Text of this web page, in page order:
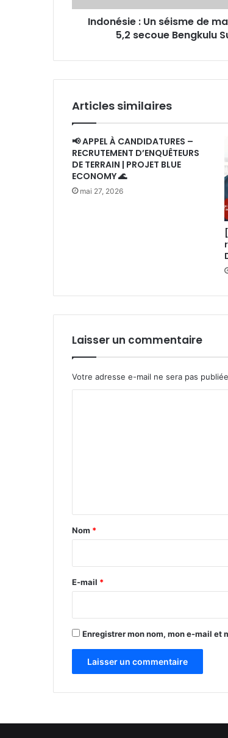
Bengkulu
Indonésie : Un séisme de
5,2 secoue Bengkulu
Articles similaires
📢 APPEL À CANDIDATURES –
RECRUTEMENT D’ENQUÊTEURS
DE TERRAIN | PROJET BLUE
ECONOMY 🌊
mai 27, 2026
Laisser un commentaire
Votre adresse e-mail ne sera pas
a
e
Nom *
E-mail *
Enregistrer mon nom, mon e-mail et